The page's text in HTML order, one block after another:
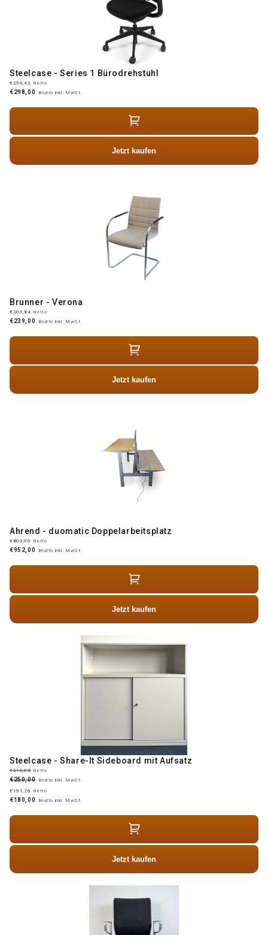
Steelcase - Series 1 Bürodrehstuhl
€250,42 Netto
€298,00 Brutto inkl. MwSt.
Jetzt kaufen
Brunner - Verona
€200,84 Netto
€239,00 Brutto inkl. MwSt.
Jetzt kaufen
Ahrend - duomatic Doppelarbeitsplatz
€800,00 Netto
€952,00 Brutto inkl. MwSt.
Jetzt kaufen
Steelcase - Share-It Sideboard mit Aufsatz
€210,08 Netto
€250,00 Brutto inkl. MwSt.
€151,26
Netto
€180,00 Brutto inkl. MwSt.
Jetzt kaufen